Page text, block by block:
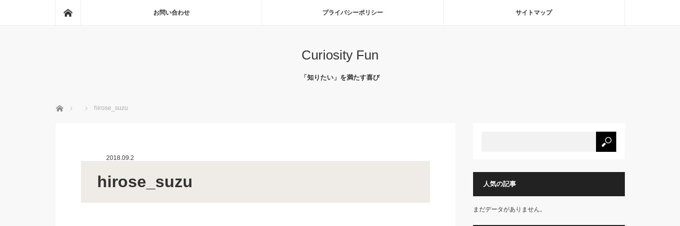
お問い合わせ プライバシーポリシー サイトマップ
Curiosity Fun
「知りたい」を満たす喜び
ホーム hirose_suzu
2018.09.2
hirose_suzu 人気の記事
まだデータがありません。